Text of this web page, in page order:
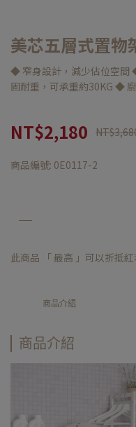
美芯五層式置物
◆ 窄身設計，減少佔位空間
固耐重，可承重約30KG ◆
NT$2,180
商品編號: 0E0117-2
此商品 「 最高 」可以折抵紅
商品介紹
商品介紹